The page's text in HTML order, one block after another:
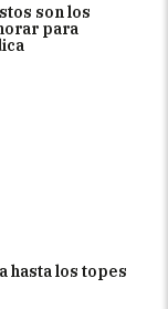
son los
para
hasta los topes